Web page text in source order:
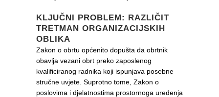
KLJUČNI PROBLEM: RAZLIČIT
TRETMAN ORGANIZACIJSKIH
OBLIKA
Zakon o obrtu općenito dopušta da obrtnik
obavlja vezani obrt preko zaposlenog
kvalificiranog radnika koji ispunjava posebne
stručne uvjete. Suprotno tome, Zakon o
poslovima i djelatnostima prostornoga uređenja